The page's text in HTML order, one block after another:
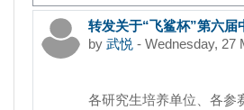
转发关于“飞鲨杯”第六
by 武悦 - Wednesday, 27
Number of replies: 0
各研究生培养单位、各参